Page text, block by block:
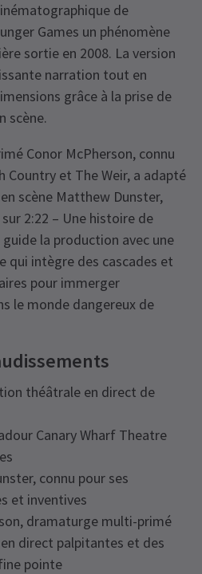
de
Games un phénomène
sortie en 2008. La version
narration tout en
grâce à la prise de
scène.
Conor McPherson, connu
et The Weir, a adapté
scène Matthew Dunster,
2:22 – Une histoire de
la production avec une
qui intègre des cascades et
pour immerger
le monde dangereux de
théâtrale en direct de
Canary Wharf Theatre
connu pour ses
et inventives
dramaturge multi-primé
direct palpitantes et des
pointe